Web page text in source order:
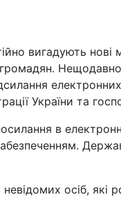
вигадують
України та
в
невідомих осіб,